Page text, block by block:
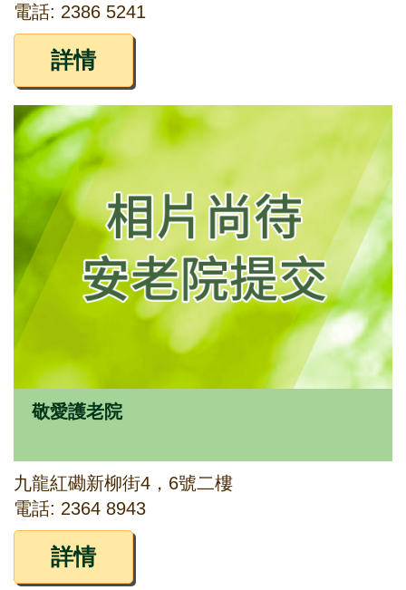
電話: 2386 5241
詳情
敬愛護老院
九龍紅磡新柳街4，6號二樓
電話: 2364 8943
詳情